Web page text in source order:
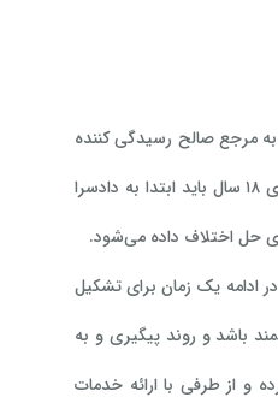
نفقه را به مرجع صالح رسیدگی کننده
اثبات کرد، مجازات مرد قطعی خواهد بود. اگر فرزند بعد از ۱۸ سال همچنان دارای درآمد شخصی نباشد، برای مطالبه نفقه فرزند بالای ۱۸ سال باید ابتدا به دادسرا
حل اختلاف داده می‌شود.
ادامه یک زمان برای تشکیل
باشد و روند پیگیری و به
و از طرفی با ارائه خدمات